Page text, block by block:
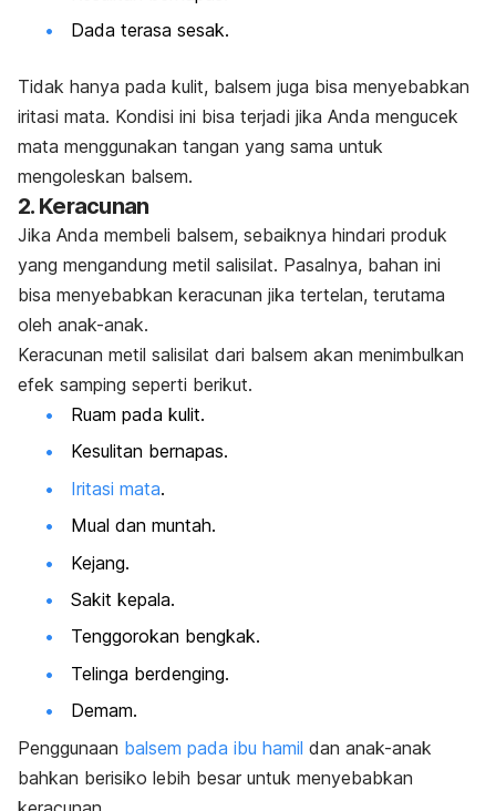
Dada terasa sesak.
Tidak hanya pada kulit, balsem juga bisa menyebabkan
iritasi mata. Kondisi ini bisa terjadi jika Anda mengucek
mata menggunakan tangan yang sama untuk
mengoleskan balsem.
2. Keracunan
Jika Anda membeli balsem, sebaiknya hindari produk
yang mengandung metil salisilat. Pasalnya, bahan ini
bisa menyebabkan keracunan jika tertelan, terutama
oleh anak-anak.
Keracunan metil salisilat dari balsem akan menimbulkan
efek samping seperti berikut.
Ruam pada kulit.
Kesulitan bernapas.
Iritasi mata.
Mual dan muntah.
Kejang.
Sakit kepala.
Tenggorokan bengkak.
Telinga berdenging.
Demam.
Penggunaan balsem pada ibu hamil dan anak-anak
bahkan berisiko lebih besar untuk menyebabkan